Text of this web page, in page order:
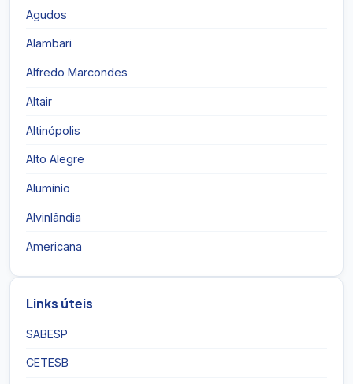
Agudos
Alambari
Alfredo Marcondes
Altair
Altinópolis
Alto Alegre
Alumínio
Alvinlândia
Americana
Links úteis
SABESP
CETESB